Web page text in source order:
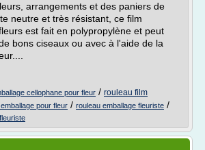
arrangements et des paniers de
neutre et très résistant, ce film
est fait en polypropylène et peut
bons ciseaux ou avec à l'aide de la
cellophane pour fleur / rouleau film
pour fleur / rouleau emballage fleuriste /